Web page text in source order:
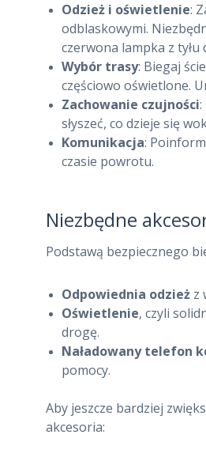
Odzież i oświetlenie:
odblaskowymi.
czerwona lampka z
Wybór trasy: Biegaj
częściowo oświetlone.
Zachowanie czujności:
słyszeć, co dzieje się
Komunikacja:
czasie powrotu.
Niezbędne
Podstawą bezpiecznego
Odpowiednia odzieżz
Oświetlenie, czyli
drogę.
Naładowany telefon
pomocy.
Aby jeszcze bardziej
akcesoria: